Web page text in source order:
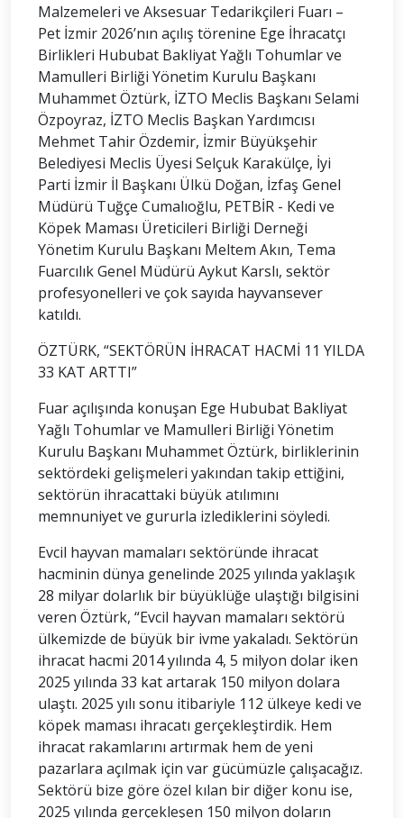
Malzemeleri ve Aksesuar Tedarikçileri Fuarı –
Pet İzmir 2026’nın açılış törenine Ege İhracatçı
Birlikleri Hububat Bakliyat Yağlı Tohumlar ve
Mamulleri Birliği Yönetim Kurulu Başkanı
Muhammet Öztürk, İZTO Meclis Başkanı Selami
Özpoyraz, İZTO Meclis Başkan Yardımcısı
Mehmet Tahir Özdemir, İzmir Büyükşehir
Belediyesi Meclis Üyesi Selçuk Karakülçe, İyi
Parti İzmir İl Başkanı Ülkü Doğan, İzfaş Genel
Müdürü Tuğçe Cumalıoğlu, PETBİR - Kedi ve
Köpek Maması Üreticileri Birliği Derneği
Yönetim Kurulu Başkanı Meltem Akın, Tema
Fuarcılık Genel Müdürü Aykut Karslı, sektör
profesyonelleri ve çok sayıda hayvansever
katıldı.
ÖZTÜRK, “SEKTÖRÜN İHRACAT HACMİ 11 YILDA
33 KAT ARTTI”
Fuar açılışında konuşan Ege Hububat Bakliyat
Yağlı Tohumlar ve Mamulleri Birliği Yönetim
Kurulu Başkanı Muhammet Öztürk, birliklerinin
sektördeki gelişmeleri yakından takip ettiğini,
sektörün ihracattaki büyük atılımını
memnuniyet ve gururla izlediklerini söyledi.
Evcil hayvan mamaları sektöründe ihracat
hacminin dünya genelinde 2025 yılında yaklaşık
28 milyar dolarlık bir büyüklüğe ulaştığı bilgisini
veren Öztürk, “Evcil hayvan mamaları sektörü
ülkemizde de büyük bir ivme yakaladı. Sektörün
ihracat hacmi 2014 yılında 4, 5 milyon dolar iken
2025 yılında 33 kat artarak 150 milyon dolara
ulaştı. 2025 yılı sonu itibariyle 112 ülkeye kedi ve
köpek maması ihracatı gerçekleştirdik. Hem
ihracat rakamlarını artırmak hem de yeni
pazarlara açılmak için var gücümüzle çalışacağız.
Sektörü bize göre özel kılan bir diğer konu ise,
2025 yılında gerçekleşen 150 milyon doların